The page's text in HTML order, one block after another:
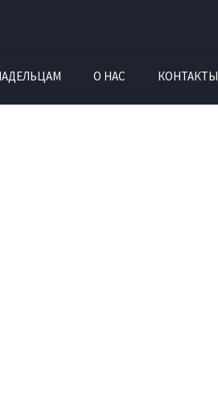
О НАС КОНТАКТЫ